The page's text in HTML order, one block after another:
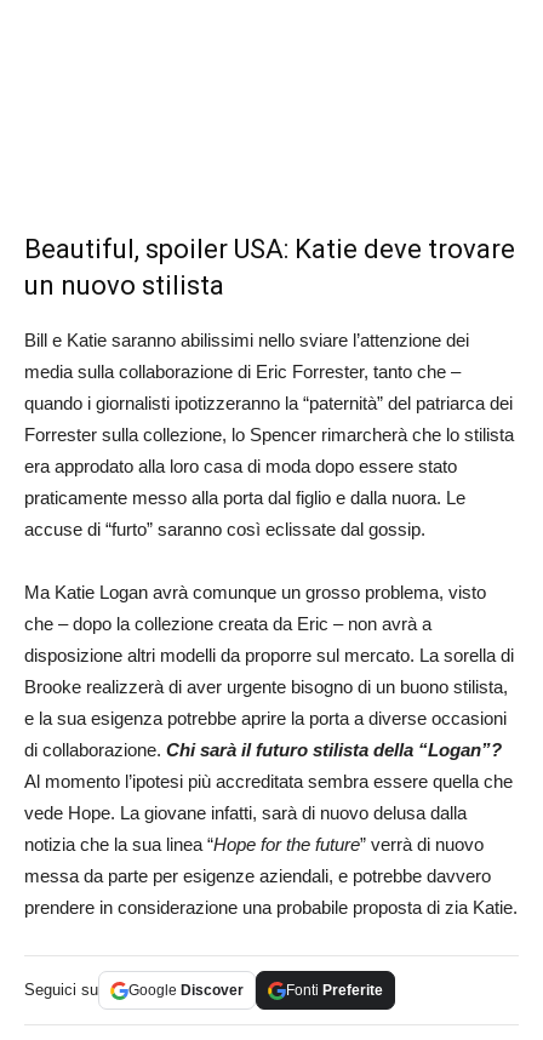
Beautiful, spoiler USA: Katie deve trovare
un nuovo stilista
Bill e Katie saranno abilissimi nello sviare l’attenzione dei
media sulla collaborazione di Eric Forrester, tanto che –
quando i giornalisti ipotizzeranno la “paternità” del patriarca dei
Forrester sulla collezione, lo Spencer rimarcherà che lo stilista
era approdato alla loro casa di moda dopo essere stato
praticamente messo alla porta dal figlio e dalla nuora. Le
accuse di “furto” saranno così eclissate dal gossip.
Ma Katie Logan avrà comunque un grosso problema, visto
che – dopo la collezione creata da Eric – non avrà a
disposizione altri modelli da proporre sul mercato. La sorella di
Brooke realizzerà di aver urgente bisogno di un buono stilista,
e la sua esigenza potrebbe aprire la porta a diverse occasioni
di collaborazione. Chi sarà il futuro stilista della “Logan”?
Al momento l’ipotesi più accreditata sembra essere quella che
vede Hope. La giovane infatti, sarà di nuovo delusa dalla
notizia che la sua linea “Hope for the future” verrà di nuovo
messa da parte per esigenze aziendali, e potrebbe davvero
prendere in considerazione una probabile proposta di zia Katie.
Seguici su Google Discover Fonti Preferite